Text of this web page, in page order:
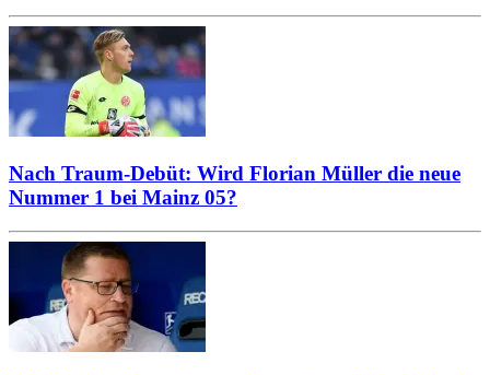
Nach Traum-Debüt: Wird Florian Müller die neue
Nummer 1 bei Mainz 05?